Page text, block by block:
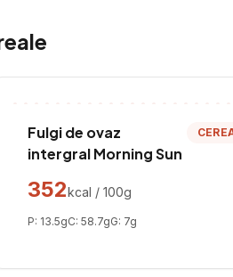
Fulgi de ovaz
intergral Morning Sun
352kcal / 100g
P: 13.5gC: 58.7gG: 7g